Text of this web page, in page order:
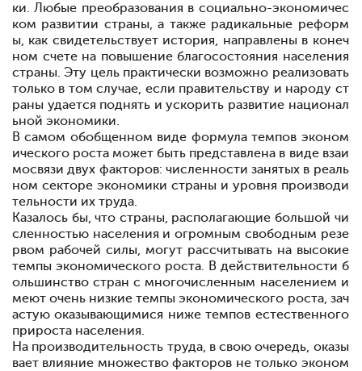
ки. Любые преобразования в социально-экономичес
ком развитии страны, а также радикальные реформ
ы, как свидетельствует история, направлены в конеч
ном счете на повышение благосостояния населения
страны. Эту цель практически возможно реализовать
только в том случае, если правительству и народу ст
раны удается поднять и ускорить развитие национал
ьной экономики.
В самом обобщенном виде формула темпов эконом
ического роста может быть представлена в виде взаи
мосвязи двух факторов: численности занятых в реаль
ном секторе экономики страны и уровня производи
тельности их труда.
Казалось бы, что страны, располагающие большой чи
сленностью населения и огромным свободным резе
рвом рабочей силы, могут рассчитывать на высокие
темпы экономического роста. В действительности б
ольшинство стран с многочисленным населением и
меют очень низкие темпы экономического роста, зач
астую оказывающимися ниже темпов естественного
прироста населения.
На производительность труда, в свою очередь, оказы
вает влияние множество факторов не только эконом